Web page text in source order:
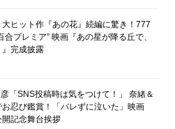
大ヒット作『あの花』続編に驚き！777
合プレミア” 映画『あの星が降る丘で、
完成披露
彦「SNS投稿時は気をつけて！」 奈緒＆
忍び鑑賞！「バレずに泣いた」映画
開記念舞台挨拶